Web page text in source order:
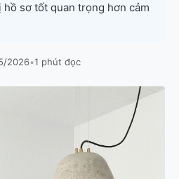
sơ tốt quan trọng hơn cảm
2026•1 phút đọc